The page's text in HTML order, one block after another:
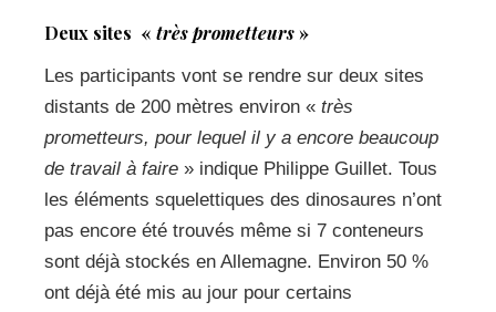
Deux sites « très prometteurs»
Les participants vont se rendre sur deux sites
distants de 200 mètres environ « très
prometteurs, pour lequel il y a encore beaucoup
de travail à faire » indique Philippe Guillet. Tous
les éléments squelettiques des dinosaures n’ont
pas encore été trouvés même si 7 conteneurs
sont déjà stockés en Allemagne. Environ 50 %
ont déjà été mis au jour pour certains